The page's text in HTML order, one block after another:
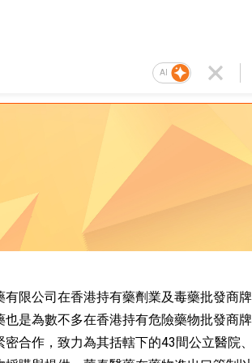
AI
有限公司在香港持有藥劑業及毒藥批發商
也是為數不多在香港持有危險藥物批發商
密合作，致力為其括轄下的43間公立醫院